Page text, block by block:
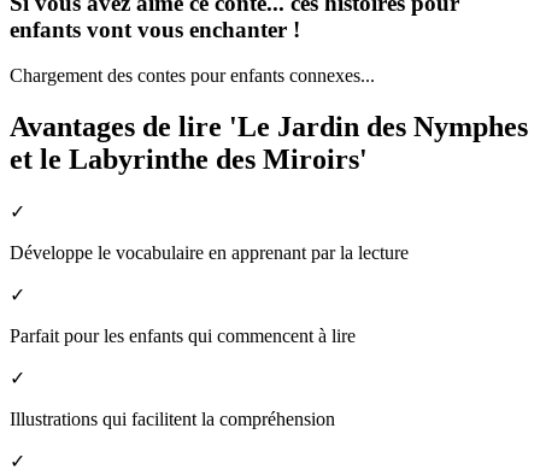
enfants vont vous enchanter !
Chargement des contes pour enfants connexes...
Avantages de lire 'Le Jardin des Nymphes
et le Labyrinthe des Miroirs'
✓
Développe le vocabulaire en apprenant par la lecture
✓
Parfait pour les enfants qui commencent à lire
✓
Illustrations qui facilitent la compréhension
✓